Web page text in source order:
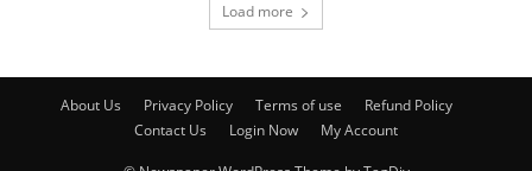
Load more
About Us Privacy Policy Terms of use
Refund Policy
Contact Us
Login Now My Account